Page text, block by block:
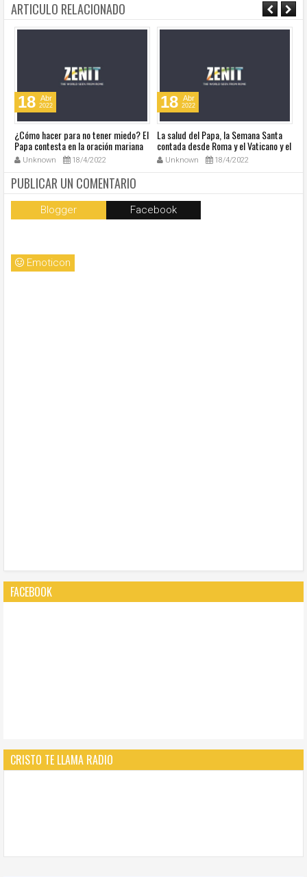
ARTICULO RELACIONADO
18 Abr
2022
¿Cómo hacer para no tener miedo? El
Papa contesta en la oración mariana
de este lunes en la Plaza de San
Pedro
Unknown 18/4/2022
18 Abr
2022
La salud del Papa, la Semana Santa
contada desde Roma y el Vaticano y el
resumen de noticias en audio
Unknown 18/4/2022
PUBLICAR UN COMENTARIO
Blogger Facebook
Emoticon
FACEBOOK
CRISTO TE LLAMA RADIO